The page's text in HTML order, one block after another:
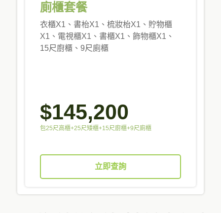
廁櫃套餐
衣櫃X1、書枱X1、梳妝枱X1、貯物櫃
X1、電視櫃X1、書櫃X1、飾物櫃X1、
15尺廚櫃、9尺廁櫃
$145,200
包25尺高櫃+25尺矮櫃+15尺廚櫃+9尺廁櫃
立即查詢